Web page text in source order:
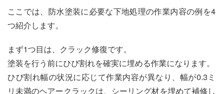
ここでは、防水塗装に必要な下地処理の作業内容の例を4
つ紹介します。
まず1つ目は、クラック修復です。
塗装を行う前にひび割れを確実に埋める作業になります。
ひび割れ幅の状況に応じて作業内容が異なり、幅が0.3ミ
リ未満のヘアークラックは、シーリング材を埋めて補修し